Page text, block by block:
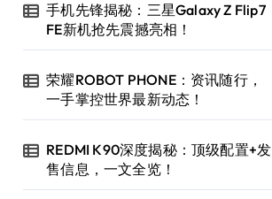
手机先锋揭秘：三星Galaxy Z Flip7
FE新机抢先震撼亮相！
荣耀ROBOT PHONE：资讯随行，
一手掌控世界最新动态！
REDMI K90深度揭秘：顶级配置+发
售信息，一文全览！